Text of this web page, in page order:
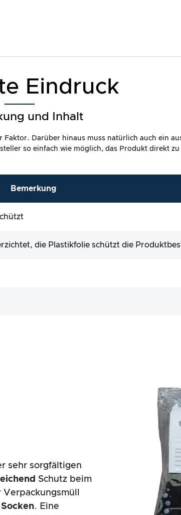
Eindruck
und Inhalt
Darüber hinaus muss natürlich auch ein
so einfach wie möglich, das Produkt direkt zu
Bemerkung
die Plastikfolie schützt die
sehr sorgfältigen
Schutz beim
Socken. Eine